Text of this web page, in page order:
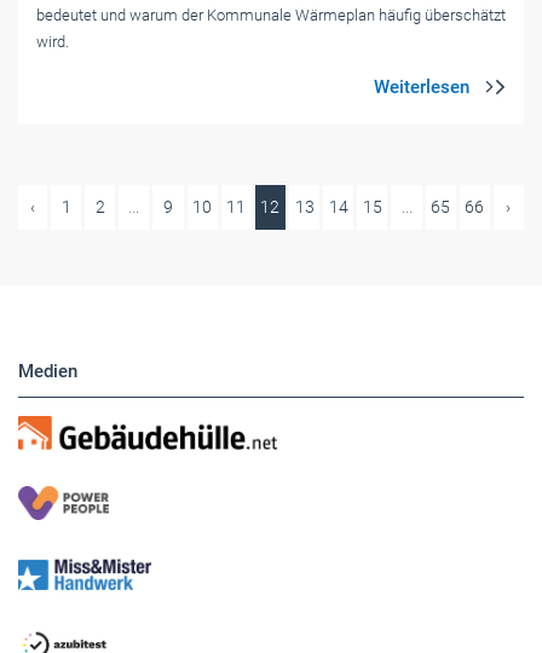
bedeutet und warum der Kommunale Wärmeplan häufig überschätzt
wird.
‹ 1 2 ... 9 10 11 12 13 14 15 ... 65 66 ›
Medien